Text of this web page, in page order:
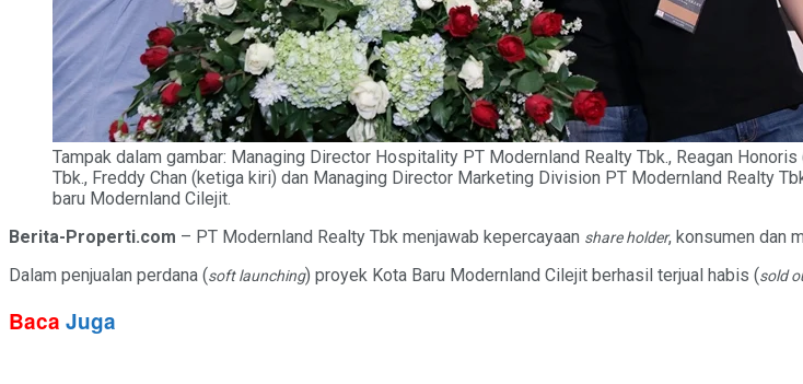
Tampak dalam gambar: Managing Director Hospitality PT Modernland Realty Tbk., Reagan
Tbk., Freddy Chan (ketiga kiri) dan Managing Director Marketing Division PT Modernland Realty
baru Modernland Cilejit.
Berita-Properti.com – PT Modernland Realty Tbk menjawab kepercayaan share holder, konsumen dan
Dalam penjualan perdana (soft launching) proyek Kota Baru Modernland Cilejit berhasil terjual habis (sold
Baca Juga